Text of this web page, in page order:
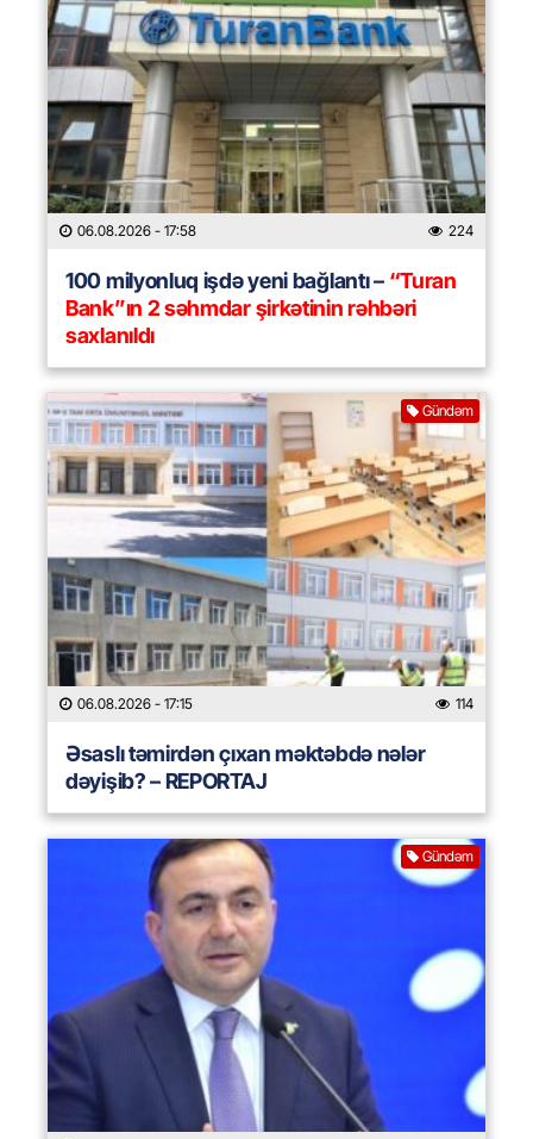
06.08.2026 - 17:58 224
100 milyonluq işdə yeni bağlantı –“Turan
Bank”ın 2 səhmdar şirkətinin rəhbəri
saxlanıldı
Gündəm
06.08.2026 - 17:15 114
Əsaslı təmirdən çıxan məktəbdə nələr
dəyişib? – REPORTAJ
Gündəm